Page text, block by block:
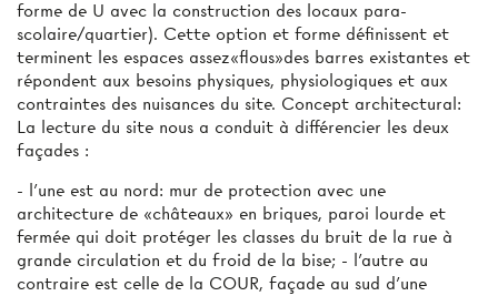
forme de U avec la construction des locaux para-
scolaire/quartier). Cette option et forme définissent et
terminent les espaces assez«flous»des barres existantes et
répondent aux besoins physiques, physiologiques et aux
contraintes des nuisances du site. Concept architectural:
La lecture du site nous a conduit à différencier les deux
façades :
- l’une est au nord: mur de protection avec une
architecture de «châteaux» en briques, paroi lourde et
fermée qui doit protéger les classes du bruit de la rue à
grande circulation et du froid de la bise; - l'autre au
contraire est celle de la COUR, façade au sud d'une